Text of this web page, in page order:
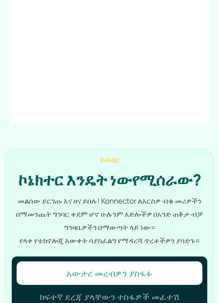
ትብብር
ኮኔክተር እንዴት ነውየሚሰራው?
መልሰው ይርገጡ እና ዘና ይበሉ! Konnector ለእርስዎ ብቁ መሪዎችን
በማመንጨት ግንባር ቀደም ሆኖ ሁሉንም እድሎችዎ በአንድ ጠቅታ ብቻ
ግንዛቤዎችን በማውጣት ላይ ነው።
የላቀ የቴክኖሎጂ እውቀት ሳያስፈልግ የማዳረሻ ጥረቶችዎን ያሳድጉ።
አውታረ መረብዎን ያስፋፉ
ከፍተኛ ደረጃ ያላቸውን ተስፋዎች መፈተሽ